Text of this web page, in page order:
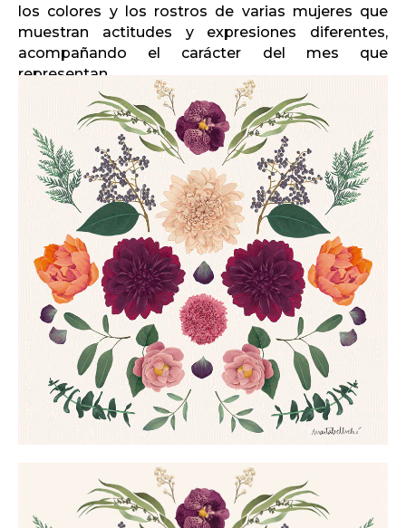
los colores y los rostros de varias mujeres que
muestran actitudes y expresiones diferentes,
acompañando el carácter del mes que
representan.